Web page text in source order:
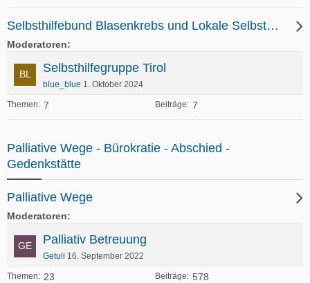
Selbsthilfebund Blasenkrebs und Lokale Selbsthilfegruppen
Moderatoren
Themen 7 Beiträge 7
Selbsthilfegruppe Tirol
blue_blue 1. Oktober 2024
Palliative Wege - Bürokratie - Abschied -
Gedenkstätte
Palliative Wege
Moderatoren
Themen 23 Beiträge 578
Palliativ Betreuung
Getuli 16. September 2022